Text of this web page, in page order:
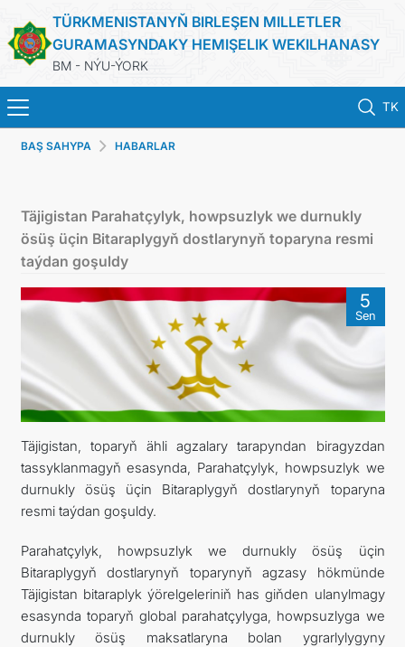
TÜRKMENISTANYŇ BIRLEŞEN MILLETLER
GURAMASYNDAKY HEMIŞELIK WEKILHANASY
BM - NÝU-ÝORK
TK
TURKMENISTAN
UNITED NATIONS
PRIORITY POSITIONS
STATEMENTS & DOCUMENTS
DIPLOMACY
PERMANENT NEUTRALITY
SUSTAINABLE TRANSPORT
CONTACT US
BAŞ SAHYPA HABARLAR
Täjigistan Parahatçylyk, howpsuzlyk we durnukly
ösüş üçin Bitaraplygyň dostlarynyň toparyna resmi
taýdan goşuldy
5
Sen
Täjigistan, toparyň ähli agzalary tarapyndan biragyzdan
tassyklanmagyň esasynda, Parahatçylyk, howpsuzlyk we
durnukly ösüş üçin Bitaraplygyň dostlarynyň toparyna
resmi taýdan goşuldy.
Parahatçylyk, howpsuzlyk we durnukly ösüş üçin
Bitaraplygyň dostlarynyň toparynyň agzasy hökmünde
Täjigistan bitaraplyk ýörelgeleriniň has giňden ulanylmagy
esasynda toparyň global parahatçylyga, howpsuzlyga we
durnukly ösüş maksatlaryna bolan ygrarlylygyny